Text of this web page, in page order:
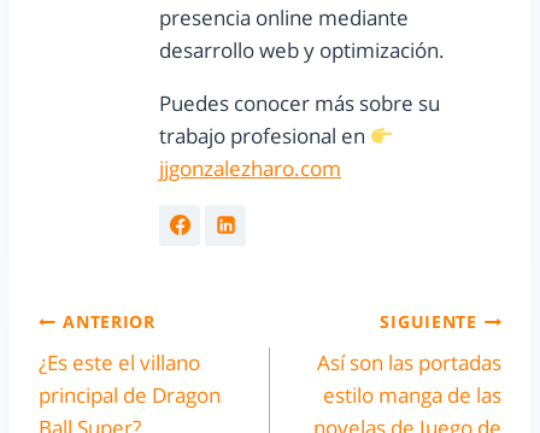
presencia online mediante
desarrollo web y optimización.
Puedes conocer más sobre su
trabajo profesional en
jjgonzalezharo.com
ANTERIOR
¿Es este el villano
principal de Dragon
SIGUIENTE
Así son las portadas
estilo manga de las